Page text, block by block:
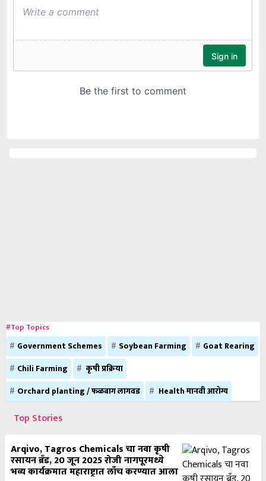
#Top Topics
Government Schemes Soybean Farming
Goat Rearing
Chili Farming
कृषी प्रक्रिया
Orchard planting / फळबाग लागवड
Health मानवी आरोग्य
Top Stories
Arqivo, Tagros Chemicals चा नवा कृषी
रसायन ब्रँड, 20 जून 2025 रोजी नागपूरमध्ये
भव्य कार्यक्रमात महाराष्ट्रात लाँच करण्यात आला